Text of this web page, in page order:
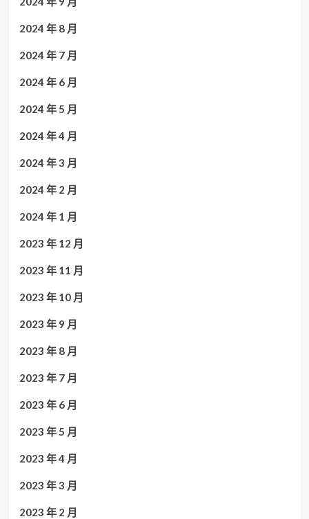
2024 年 8 月
2024 年 7 月
2024 年 6 月
2024 年 5 月
2024 年 4 月
2024 年 3 月
2024 年 2 月
2024 年 1 月
2023 年 12 月
2023 年 11 月
2023 年 10 月
2023 年 9 月
2023 年 8 月
2023 年 7 月
2023 年 6 月
2023 年 5 月
2023 年 4 月
2023 年 3 月
2023 年 2 月